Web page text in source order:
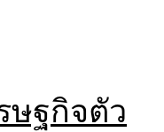
ษฐกิจตัว